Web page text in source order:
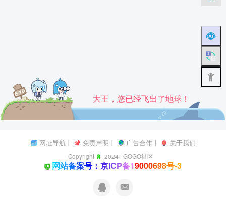
大王，您已经飞出了地球！
网址导航 丨 免责声明 丨 广告合作丨 关于我们
Copyright 2024 ·GOGO社区
网站备案号：京ICP备19000698号-3